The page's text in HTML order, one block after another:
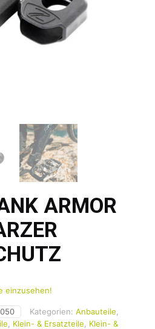
ARMOR
einzusehen!
Kategorien: Anbauteile
Klein- & Ersatzteile
Klein- &